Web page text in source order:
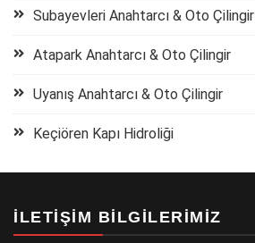
Subayevleri Anahtarcı & Oto Çilingir
Atapark Anahtarcı & Oto Çilingir
Uyanış Anahtarcı & Oto Çilingir
Keçiören Kapı Hidroliği
İLETIŞIM BILGILERIMIZ